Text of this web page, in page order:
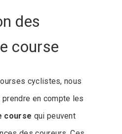
des
course
cyclistes, nous
en compte les
course qui peuvent